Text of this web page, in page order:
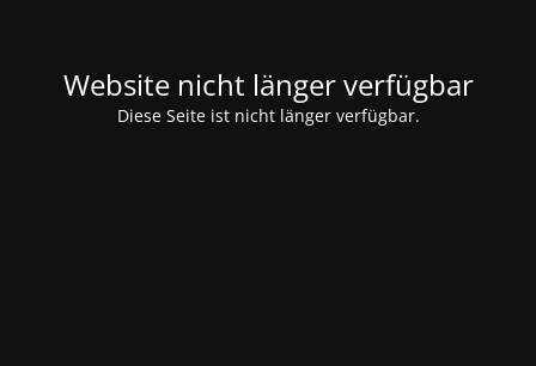
Website nicht länger verfügbar
Diese Seite ist nicht länger verfügbar.